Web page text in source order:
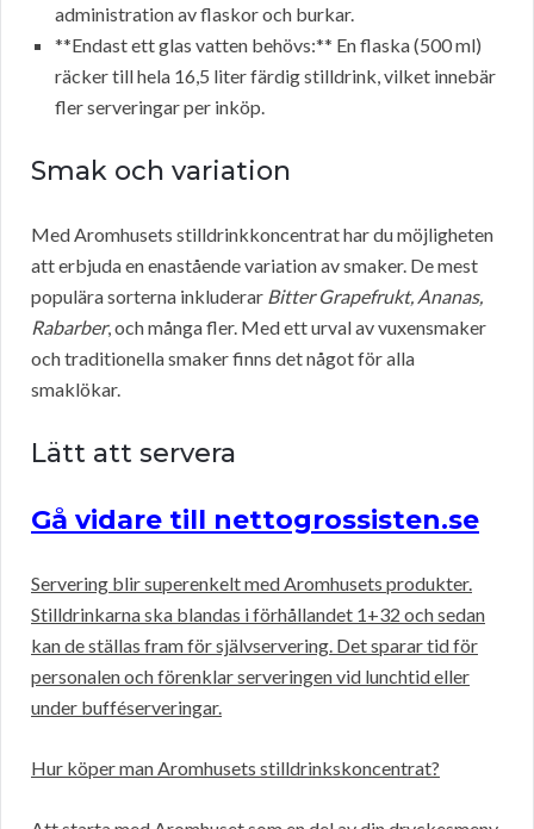
administration av flaskor och burkar.
**Endast ett glas vatten behövs:** En flaska (500 ml)
räcker till hela 16,5 liter färdig stilldrink, vilket innebär
fler serveringar per inköp.
Smak och variation
Med Aromhusets stilldrinkkoncentrat har du möjligheten
att erbjuda en enastående variation av smaker. De mest
populära sorterna inkluderar Bitter Grapefrukt, Ananas,
Rabarber, och många fler. Med ett urval av vuxensmaker
och traditionella smaker finns det något för alla
smaklökar.
Lätt att servera
Gå vidare till nettogrossisten.se
Servering blir superenkelt med Aromhusets produkter.
Stilldrinkarna ska blandas i förhållandet 1+32 och sedan
kan de ställas fram för självservering. Det sparar tid för
personalen och förenklar serveringen vid lunchtid eller
under bufféserveringar.
Hur köper man Aromhusets stilldrinkskoncentrat?